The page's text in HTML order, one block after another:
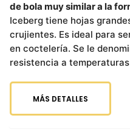
de bola muy similar a la
Iceberg tiene hojas
crujientes. Es ideal para
en coctelería. Se le
resistencia a
MÁS DETALLES